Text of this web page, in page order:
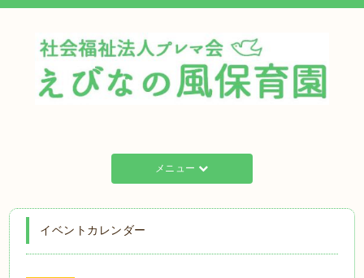
メニュー
イベントカレンダー